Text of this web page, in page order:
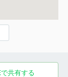
共有する